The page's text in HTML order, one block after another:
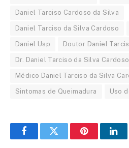
Daniel Tarciso Cardoso da Silva
Daniel Tarciso da Silva Cardoso
Daniel Usp Doutor Daniel
Dr. Daniel Tarciso da Silva Cardoso
Médico Daniel Tarciso da Silva
Sintomas de Queimadura Uso
FacebookTwitter Pinterest